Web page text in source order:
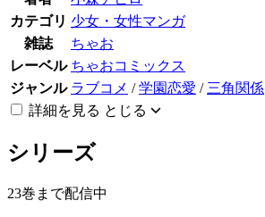
カテゴリ 少女・女性マンガ
雑誌
ちゃお
レーベル ちゃおコミックス
ジャンル ラブコメ /学園恋愛 / 三角関係
詳細を見る とじる
シリーズ
23巻まで配信中